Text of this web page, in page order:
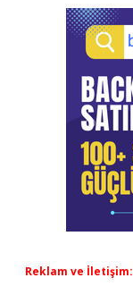
Reklam ve İletişim: